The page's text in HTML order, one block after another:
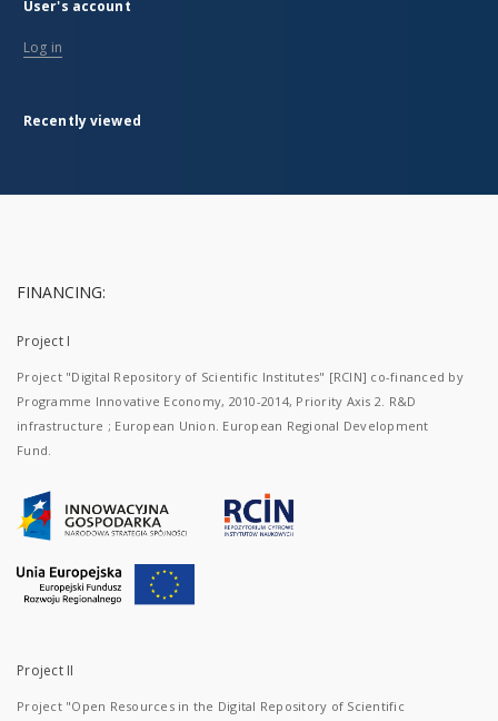
User's account
Log in
Recently viewed
FINANCING:
Project I
Project "Digital Repository of Scientific Institutes" [RCIN] co-financed by
Programme Innovative Economy, 2010-2014, Priority Axis 2. R&D
infrastructure ; European Union. European Regional Development
Fund.
Project II
Project "Open Resources in the Digital Repository of Scientific